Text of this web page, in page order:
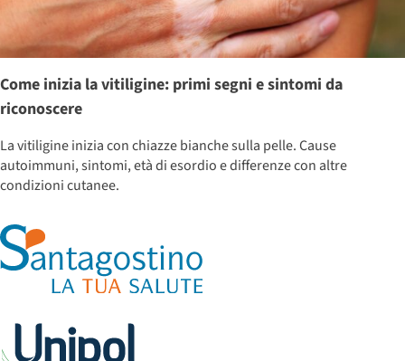
Come inizia la vitiligine: primi segni e sintomi da
riconoscere
La vitiligine inizia con chiazze bianche sulla pelle. Cause
autoimmuni, sintomi, età di esordio e differenze con altre
condizioni cutanee.